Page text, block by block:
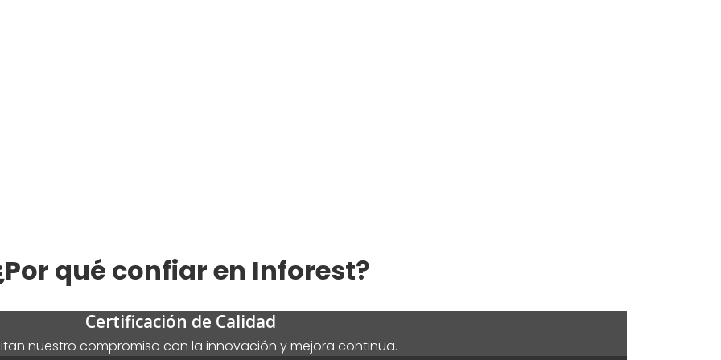
qué confiar en Inforest?
Certificación de Calidad
nuestro compromiso con la innovación y mejora continua.